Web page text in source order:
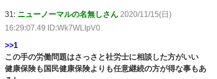
31: ニューノーマルの名無しさん 2020/11/15(日)
16:29:07.49 ID:Wk7WLIpV0
>>1
この手の労働問題はさっさと社労士に相談した方がいい
健康保険も国民健康保険よりも任意継続の方が得な事もあ